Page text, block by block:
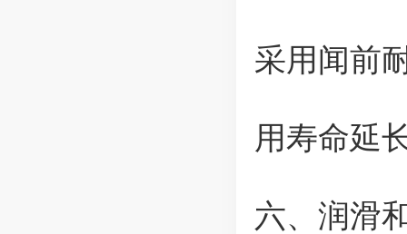
采用闻前
用寿命延
六、润滑